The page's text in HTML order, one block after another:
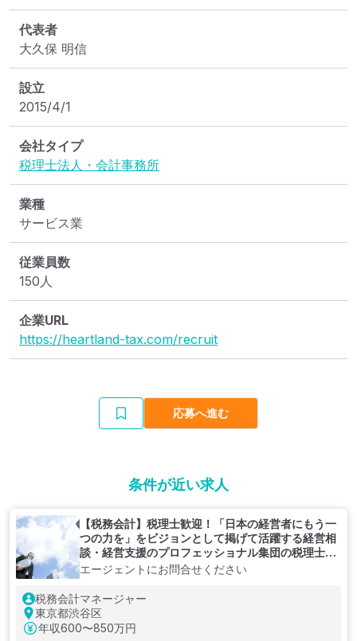
代表者
大久保 明信
設立
2015/4/1
会社タイプ
税理士法人・会計事務所
業種
サービス業
従業員数
150人
企業URL
https://heartland-tax.com/recruit
応募へ進む
条件が近い求人
【税務会計】税理士歓迎！「日本の経営者にもう一
つの力を」をビジョンとして掲げて活躍する経営相
談・経営支援のプロフェッショナル集団の税理士法
人
エージェントにお問合せください
税務会計マネージャー
東京都渋谷区
年収600〜850万円